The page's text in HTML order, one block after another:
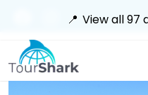
📍 View all97